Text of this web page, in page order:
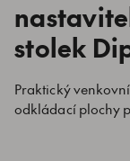
stolek
Praktický
odkládací plochy